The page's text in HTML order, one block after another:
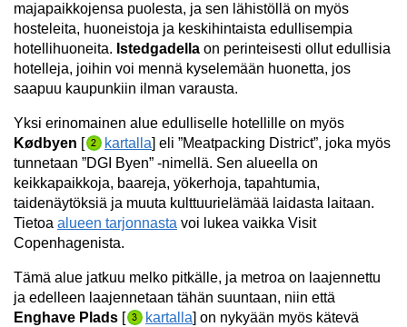
majapaikkojensa puolesta, ja sen lähistöllä on myös
hosteleita, huoneistoja ja keskihintaista edullisempia
hotellihuoneita. Istedgadella on perinteisesti ollut edullisia
hotelleja, joihin voi mennä kyselemään huonetta, jos
saapuu kaupunkiin ilman varausta.
Yksi erinomainen alue edulliselle hotellille on myös
Kødbyen
kartalla ] eli ”Meatpacking District”, joka myös
tunnetaan ”DGI Byen” -nimellä. Sen alueella on
keikkapaikkoja, baareja, yökerhoja, tapahtumia,
taidenäytöksiä ja muuta kulttuurielämää laidasta laitaan.
Tietoa alueen tarjonnasta voi lukea vaikka Visit
Copenhagenista.
Tämä alue jatkuu melko pitkälle, ja metroa on laajennettu
ja edelleen laajennetaan tähän suuntaan, niin että
Enghave Plads
kartalla ] on nykyään myös kätevä